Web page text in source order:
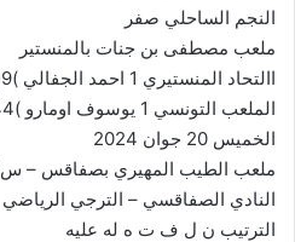
النجم الساحلي صفر
ملعب مصطفى بن جنات بالمنستير
االتحاد المنستيري 1 احمد الجفالي )9(
الملعب التونسي 1 يوسوف اومارو )44(
الخميس 20 جوان 2024
ملعب الطيب المهيري بصفاقس – س17 و30
النادي الصفاقسي – الترجي الرياضي
الترتيب ن ل ف ت ه له عليه